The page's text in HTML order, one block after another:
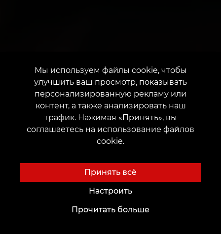
Мы используем файлы cookie, чтобы
улучшить ваш просмотр, показывать
персонализированную рекламу или
контент, а также анализировать наш
трафик. Нажимая «Принять», вы
соглашаетесь на использование файлов
cookie.
Принять всё
Настроить
Прочитать больше